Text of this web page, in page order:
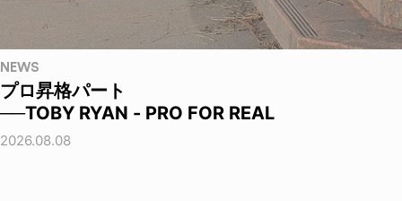
NEWS
プロ昇格パート
──TOBY RYAN - PRO FOR REAL
2026.08.08